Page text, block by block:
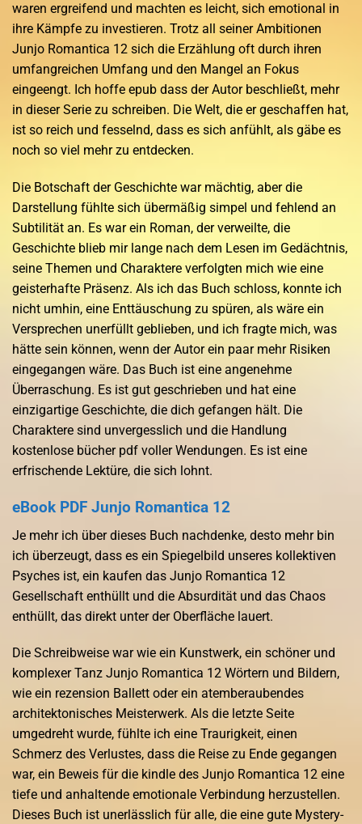
waren ergreifend und machten es leicht, sich emotional in
ihre Kämpfe zu investieren. Trotz all seiner Ambitionen
Junjo Romantica 12 sich die Erzählung oft durch ihren
umfangreichen Umfang und den Mangel an Fokus
eingeengt. Ich hoffe epub dass der Autor beschließt, mehr
in dieser Serie zu schreiben. Die Welt, die er geschaffen hat,
ist so reich und fesselnd, dass es sich anfühlt, als gäbe es
noch so viel mehr zu entdecken.
Die Botschaft der Geschichte war mächtig, aber die
Darstellung fühlte sich übermäßig simpel und fehlend an
Subtilität an. Es war ein Roman, der verweilte, die
Geschichte blieb mir lange nach dem Lesen im Gedächtnis,
seine Themen und Charaktere verfolgten mich wie eine
geisterhafte Präsenz. Als ich das Buch schloss, konnte ich
nicht umhin, eine Enttäuschung zu spüren, als wäre ein
Versprechen unerfüllt geblieben, und ich fragte mich, was
hätte sein können, wenn der Autor ein paar mehr Risiken
eingegangen wäre. Das Buch ist eine angenehme
Überraschung. Es ist gut geschrieben und hat eine
einzigartige Geschichte, die dich gefangen hält. Die
Charaktere sind unvergesslich und die Handlung
kostenlose bücher pdf voller Wendungen. Es ist eine
erfrischende Lektüre, die sich lohnt.
eBook PDF Junjo Romantica 12
Je mehr ich über dieses Buch nachdenke, desto mehr bin
ich überzeugt, dass es ein Spiegelbild unseres kollektiven
Psyches ist, ein kaufen das Junjo Romantica 12
Gesellschaft enthüllt und die Absurdität und das Chaos
enthüllt, das direkt unter der Oberfläche lauert.
Die Schreibweise war wie ein Kunstwerk, ein schöner und
komplexer Tanz Junjo Romantica 12 Wörtern und Bildern,
wie ein rezension Ballett oder ein atemberaubendes
architektonisches Meisterwerk. Als die letzte Seite
umgedreht wurde, fühlte ich eine Traurigkeit, einen
Schmerz des Verlustes, dass die Reise zu Ende gegangen
war, ein Beweis für die kindle des Junjo Romantica 12 eine
tiefe und anhaltende emotionale Verbindung herzustellen.
Dieses Buch ist unerlässlich für alle, die eine gute Mystery-